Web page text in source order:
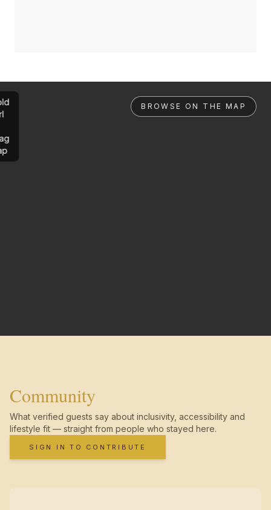
BROWSE ON THE MAP
Community
What verified guests say about inclusivity, accessibility and
lifestyle fit — straight from people who stayed here.
SIGN IN TO CONTRIBUTE